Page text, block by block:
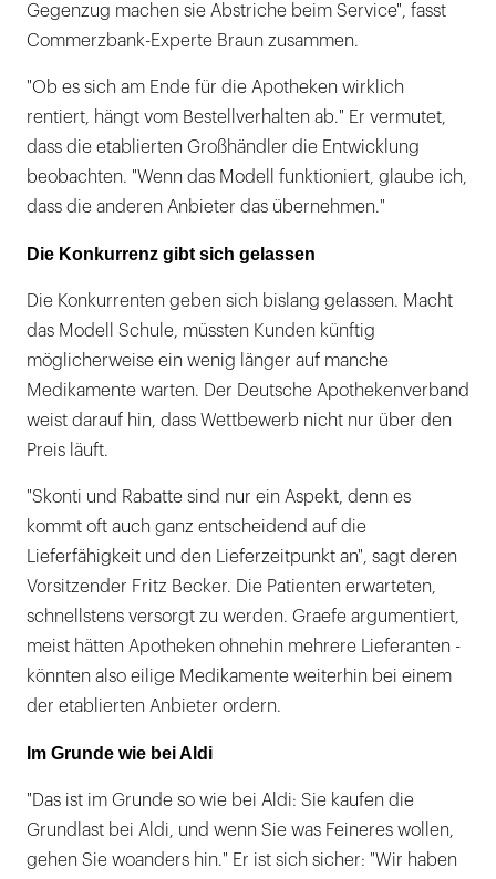
Gegenzug machen sie Abstriche beim Service", fasst
Commerzbank-Experte Braun zusammen.
"Ob es sich am Ende für die Apotheken wirklich
rentiert, hängt vom Bestellverhalten ab." Er vermutet,
dass die etablierten Großhändler die Entwicklung
beobachten. "Wenn das Modell funktioniert, glaube ich,
dass die anderen Anbieter das übernehmen."
Die Konkurrenz gibt sich gelassen
Die Konkurrenten geben sich bislang gelassen. Macht
das Modell Schule, müssten Kunden künftig
möglicherweise ein wenig länger auf manche
Medikamente warten. Der Deutsche Apothekenverband
weist darauf hin, dass Wettbewerb nicht nur über den
Preis läuft.
"Skonti und Rabatte sind nur ein Aspekt, denn es
kommt oft auch ganz entscheidend auf die
Lieferfähigkeit und den Lieferzeitpunkt an", sagt deren
Vorsitzender Fritz Becker. Die Patienten erwarteten,
schnellstens versorgt zu werden. Graefe argumentiert,
meist hätten Apotheken ohnehin mehrere Lieferanten -
könnten also eilige Medikamente weiterhin bei einem
der etablierten Anbieter ordern.
Im Grunde wie bei Aldi
"Das ist im Grunde so wie bei Aldi: Sie kaufen die
Grundlast bei Aldi, und wenn Sie was Feineres wollen,
gehen Sie woanders hin." Er ist sich sicher: "Wir haben